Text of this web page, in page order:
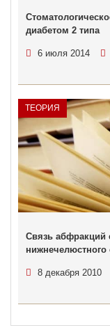
диабетом 2 типа
6 июля 2014
ТЕОРИЯ
Связь абфракций
нижнечелюстного
8 декабря 2010